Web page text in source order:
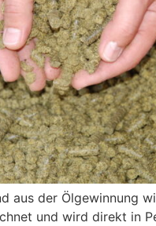
aus der Ölgewinnung
und wird direkt in